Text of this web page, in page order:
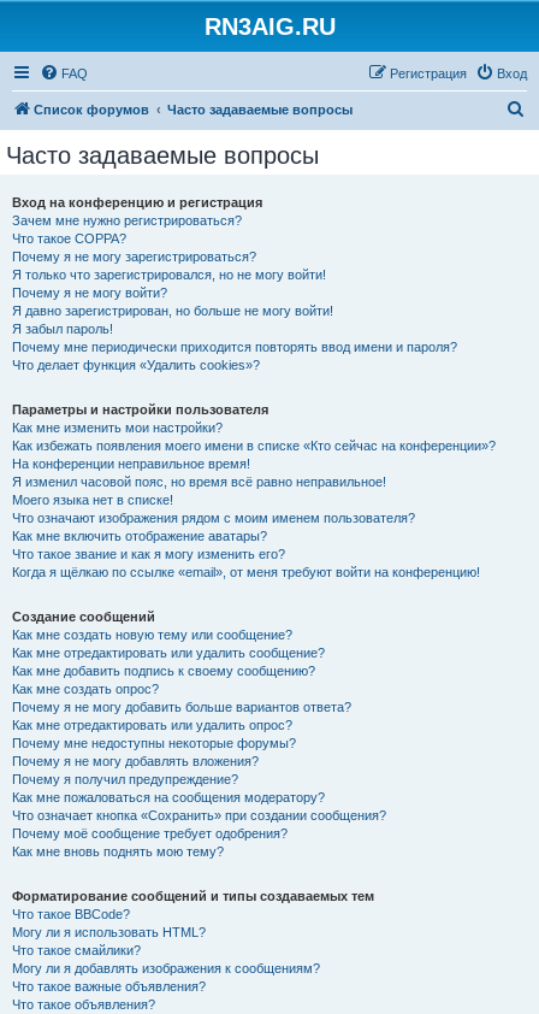
RN3AIG.RU
FAQ Вход
Регистрация
Список форумов Часто задаваемые вопросы
Часто задаваемые вопросы
Вход на конференцию и регистрация
Зачем мне нужно регистрироваться?
Что такое COPPA?
Почему я не могу зарегистрироваться?
Я только что зарегистрировался, но не могу войти!
Почему я не могу войти?
Я давно зарегистрирован, но больше не могу войти!
Я забыл пароль!
Почему мне периодически приходится повторять ввод имени и пароля?
Что делает функция «Удалить cookies»?
Параметры и настройки пользователя
Как мне изменить мои настройки?
Как избежать появления моего имени в списке «Кто сейчас на конференции»?
На конференции неправильное время!
Я изменил часовой пояс, но время всё равно неправильное!
Моего языка нет в списке!
Что означают изображения рядом с моим именем пользователя?
Как мне включить отображение аватары?
Что такое звание и как я могу изменить его?
Когда я щёлкаю по ссылке «email», от меня требуют войти на конференцию!
Создание сообщений
Как мне создать новую тему или сообщение?
Как мне отредактировать или удалить сообщение?
Как мне добавить подпись к своему сообщению?
Как мне создать опрос?
Почему я не могу добавить больше вариантов ответа?
Как мне отредактировать или удалить опрос?
Почему мне недоступны некоторые форумы?
Почему я не могу добавлять вложения?
Почему я получил предупреждение?
Как мне пожаловаться на сообщения модератору?
Что означает кнопка «Сохранить» при создании сообщения?
Почему моё сообщение требует одобрения?
Как мне вновь поднять мою тему?
Форматирование сообщений и типы создаваемых тем
Что такое BBCode?
Могу ли я использовать HTML?
Что такое смайлики?
Могу ли я добавлять изображения к сообщениям?
Что такое важные объявления?
Что такое объявления?